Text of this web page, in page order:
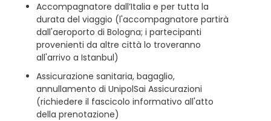
Accompagnatore dall’Italia e per tutta la
durata del viaggio (l'accompagnatore partirà
dall'aeroporto di Bologna; i partecipanti
provenienti da altre città lo troveranno
all'arrivo a Istanbul)
Assicurazione sanitaria, bagaglio,
annullamento di UnipolSai Assicurazioni
(richiedere il fascicolo informativo all'atto
della prenotazione)